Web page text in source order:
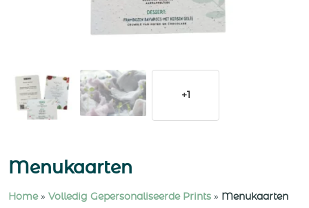
+1
Menukaarten
Home» Volledig Gepersonaliseerde Prints » Menukaarten